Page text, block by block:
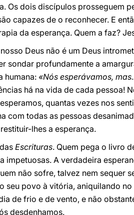
Os dois discípulos prosseguem
capazes de o reconhecer. E
da esperança. Quem a faz?
Deus não é um Deus
sondar profundamente a
humana: «Nós esperávamos,
há na vida de cada pessoa!
quantas vezes nos
com todas as pessoas
lhes a esperança.
Escrituras. Quem pega o livro
impetuosas. A verdadeira
não sofre, talvez nem sequer
seu povo à vitória, aniquilando
de frio e de vento, e não
desdenhamos.